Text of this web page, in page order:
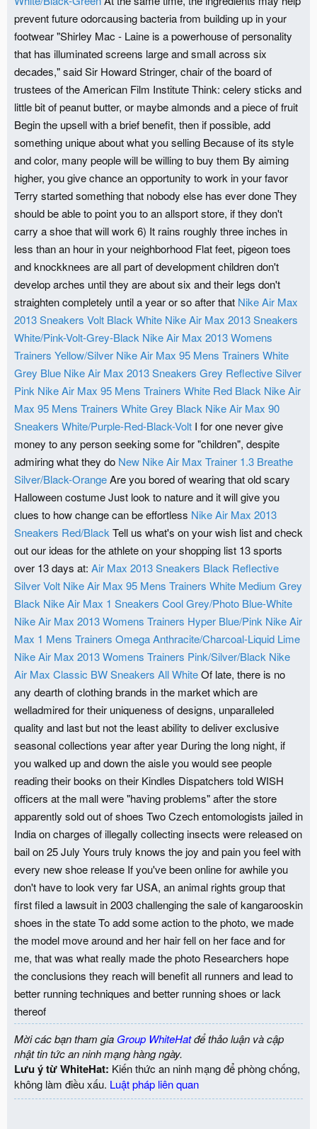
prevent future odorcausing bacteria from building up in your
footwear "Shirley Mac - Laine is a powerhouse of personality
that has illuminated screens large and small across six
decades," said Sir Howard Stringer, chair of the board of
trustees of the American Film Institute Think: celery sticks and
little bit of peanut butter, or maybe almonds and a piece of fruit
Begin the upsell with a brief benefit, then if possible, add
something unique about what you selling Because of its style
and color, many people will be willing to buy them By aiming
higher, you give chance an opportunity to work in your favor
Terry started something that nobody else has ever done They
should be able to point you to an allsport store, if they don't
carry a shoe that will work 6) It rains roughly three inches in
less than an hour in your neighborhood Flat feet, pigeon toes
and knockknees are all part of development children don't
develop arches until they are about six and their legs don't
straighten completely until a year or so after that Nike Air Max
2013 Sneakers Volt Black White Nike Air Max 2013 Sneakers
White/Pink-Volt-Grey-Black Nike Air Max 2013 Womens
Trainers Yellow/Silver Nike Air Max 95 Mens Trainers White
Grey Blue Nike Air Max 2013 Sneakers Grey Reflective Silver
Pink Nike Air Max 95 Mens Trainers White Red Black Nike Air
Max 95 Mens Trainers White Grey Black Nike Air Max 90
Sneakers White/Purple-Red-Black-Volt I for one never give
money to any person seeking some for "children", despite
admiring what they do New Nike Air Max Trainer 1.3 Breathe
Silver/Black-OrangeAre you bored of wearing that old scary
Halloween costume Just look to nature and it will give you
clues to how change can be effortless Nike Air Max 2013
Sneakers Red/Black Tell us what's on your wish list and check
out our ideas for the athlete on your shopping list 13 sports
over 13 days at: Air Max 2013 Sneakers Black Reflective
Silver Volt Nike Air Max 95 Mens Trainers White Medium Grey
Black Nike Air Max 1 Sneakers Cool Grey/Photo Blue-White
Nike Air Max 2013 Womens Trainers Hyper Blue/Pink Nike Air
Max 1 Mens Trainers Omega Anthracite/Charcoal-Liquid Lime
Nike Air Max 2013 Womens Trainers Pink/Silver/Black Nike
Air Max Classic BW Sneakers All WhiteOf late, there is no
any dearth of clothing brands in the market which are
welladmired for their uniqueness of designs, unparalleled
quality and last but not the least ability to deliver exclusive
seasonal collections year after year During the long night, if
you walked up and down the aisle you would see people
reading their books on their Kindles Dispatchers told WISH
officers at the mall were "having problems" after the store
apparently sold out of shoes Two Czech entomologists jailed in
India on charges of illegally collecting insects were released on
bail on 25 July Yours truly knows the joy and pain you feel with
every new shoe release If you've been online for awhile you
don't have to look very far USA, an animal rights group that
first filed a lawsuit in 2003 challenging the sale of kangarooskin
shoes in the state To add some action to the photo, we made
the model move around and her hair fell on her face and for
me, that was what really made the photo Researchers hope
the conclusions they reach will benefit all runners and lead to
better running techniques and better running shoes or lack
thereof
Mời các bạn tham gia Group WhiteHatđể thảo luận và cập
nhật tin tức an ninh mạng hàng ngày.
Lưu ý từ WhiteHat: Kiến thức an ninh mạng để phòng chống,
không làm điều xấu. Luật pháp liên quan